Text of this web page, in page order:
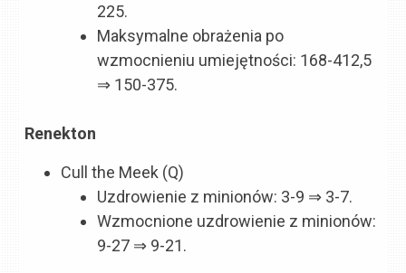
225.
Maksymalne obrażenia po
wzmocnieniu umiejętności: 168-412,5
⇒ 150-375.
Renekton
Cull the Meek (Q)
Uzdrowienie z minionów: 3-9 ⇒ 3-7.
Wzmocnione uzdrowienie z minionów:
9-27 ⇒ 9-21.